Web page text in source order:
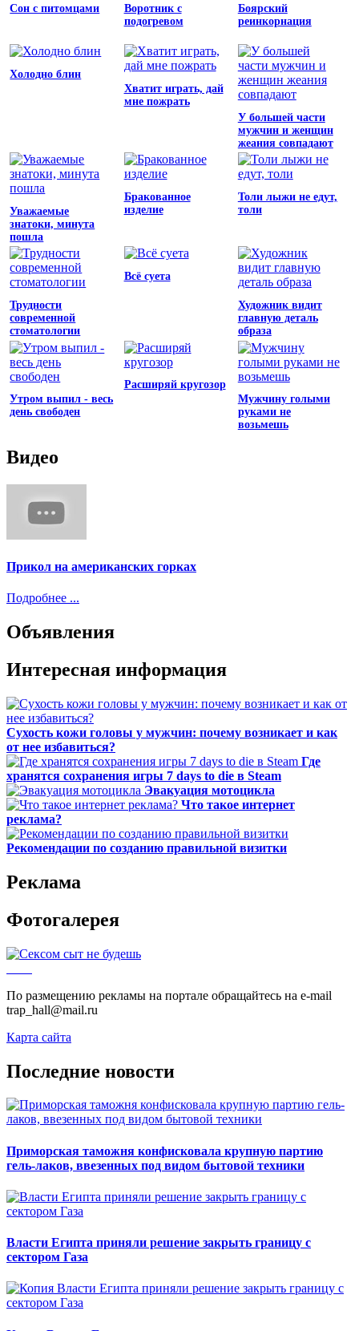
Сон с питомцами
Воротник с
подогревом
Боярский
реинкорнация
Холодно блин
Хватит играть, дай
мне пожрать
У большей части
мужчин и женщин
жеания совпадают
Уважаемые
знатоки, минута
пошла
Бракованное
изделие
Толи лыжи не едут,
толи
Трудности
современной
стоматологии
Всё суета
Художник видит
главную деталь
образа
Утром выпил - весь
день свободен
Расширяй кругозор
Мужчину голыми
руками не
возьмешь
Видео
Прикол на американских горках
Подробнее ...
Объявления
Интересная информация
Сухость кожи головы у мужчин: почему возникает и как
от нее избавиться?
Где
хранятся сохранения игры 7 days to die в Steam
Эвакуация мотоцикла
Что такое интернет
реклама?
Рекомендации по созданию правильной визитки
Реклама
Фотогалерея
По размещению рекламы на портале обращайтесь на e-mail
trap_hall@mail.ru
Карта сайта
Последние новости
Приморская таможня конфисковала крупную партию
гель-лаков, ввезенных под видом бытовой техники
Власти Египта приняли решение закрыть границу с
сектором Газа